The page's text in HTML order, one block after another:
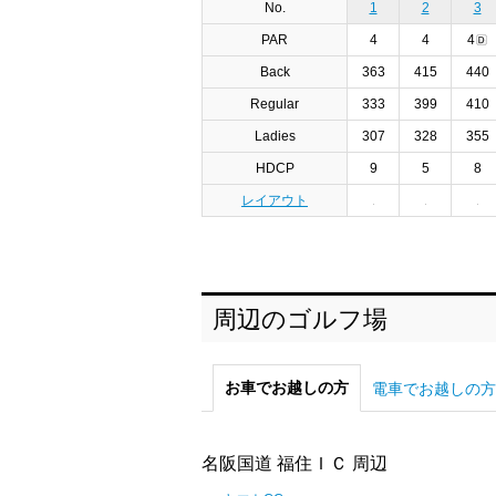
No. 1 2 3
PAR 4 4 4
Back 363 415 440
Regular 333 399 410
Ladies 307 328 355
HDCP 9 5 8
レイアウト
周辺のゴルフ場
お車でお越しの方 電車でお越しの方
名阪国道 福住ＩＣ 周辺